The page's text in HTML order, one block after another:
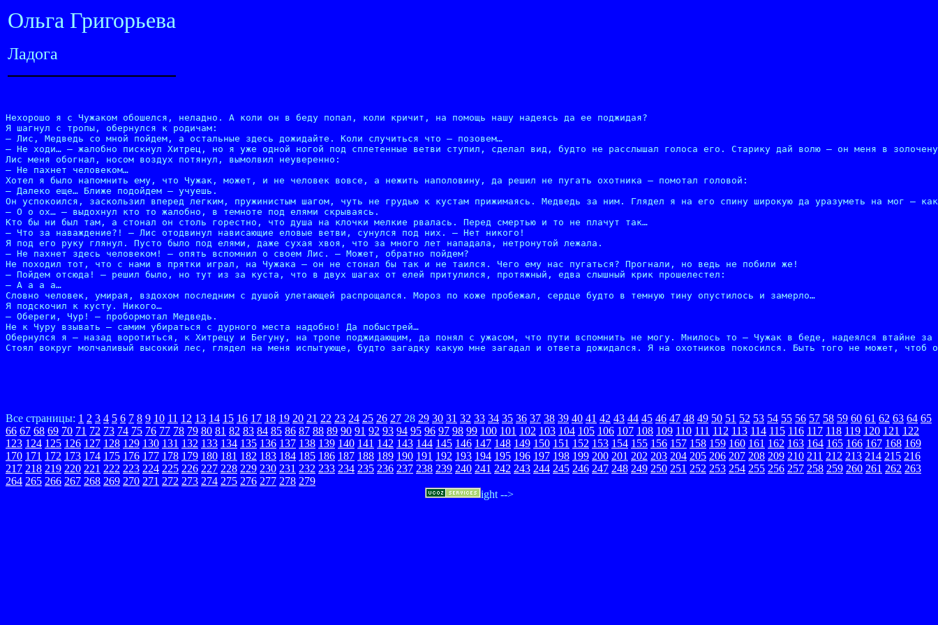
Ольга Григорьева
Ладога
Нехорошо я с Чужаком обошелся, неладно. А коли он в беду попал, коли кричит, на помощь нашу надеясь да ее поджидая?
Я шагнул с тропы, обернулся к родичам:
– Лис, Медведь со мной пойдем, а остальные здесь дожидайте. Коли случиться что – позовем…
– Не ходи… – жалобно пискнул Хитрец, но я уже одной ногой под сплетенные ветви ступил, сделал вид, будто не расслышал голоса его. Старику дай волю – он меня в
Лис меня обогнал, носом воздух потянул, вымолвил неуверенно:
– Не пахнет человеком…
Хотел я было напомнить ему, что Чужак, может, и не человек вовсе, а нежить наполовину, да решил не пугать охотника – помотал головой:
– Далеко еще… Ближе подойдем – учуешь.
Он успокоился, заскользил вперед легким, пружинистым шагом, чуть не грудью к кустам прижимаясь. Медведь за ним. Глядел я на его спину широкую да уразуметь на мог –
– О о ох… – выдохнул кто то жалобно, в темноте под елями скрываясь.
Кто бы ни был там, а стонал он столь горестно, что душа на клочки мелкие рвалась. Перед смертью и то не плачут так…
– Что за наваждение?! – Лис отодвинул нависающие еловые ветви, сунулся под них. – Нет никого!
Я под его руку глянул. Пусто было под елями, даже сухая хвоя, что за много лет нападала, нетронутой лежала.
– Не пахнет здесь человеком! – опять вспомнил о своем Лис. – Может, обратно пойдем?
Не походил тот, что с нами в прятки играл, на Чужака – он не стонал бы так и не таился. Чего ему нас пугаться? Прогнали, но ведь не побили же!
– Пойдем отсюда! – решил было, но тут из за куста, что в двух шагах от елей притулился, протяжный, едва слышный крик прошелестел:
– А а а а…
Словно человек, умирая, вздохом последним с душой улетающей распрощался. Мороз по коже пробежал, сердце будто в темную тину опустилось и замерло…
Я подскочил к кусту. Никого…
– Обереги, Чур! – пробормотал Медведь.
Не к Чуру взывать – самим убираться с дурного места надобно! Да побыстрей…
Обернулся я – назад воротиться, к Хитрецу и Бегуну, на тропе поджидающим, да понял с ужасом, что пути вспомнить не могу. Мнилось то – Чужак в беде, надеялся втайне
Стоял вокруг молчаливый высокий лес, глядел на меня испытующе, будто загадку какую мне загадал и ответа дожидался. Я на охотников покосился. Быть того не может, чтоб
Все страницы: 1 2 3 4 5 6 7 8 9 10 11 12 13 14 15 16 17 18 19 20 21 22 23 24 25 26 27 28 29 30 31 32 33 34 35 36 37 38 39 40 41 42 43 44 45 46 47 48 49 50 51 52 53 54 55 56 57 58 59 60 61 62 63 64 65
66 67 68 69 70 71 72 73 74 75 76 77 78 79 80 81 82 83 84 85 86 87 88 89 90 91 92 93 94 95 96 97 98 99 100 101 102 103 104 105 106 107 108 109 110 111 112 113 114 115 116 117 118 119 120 121 122
123 124 125 126 127 128 129 130 131 132 133 134 135 136 137 138 139 140 141 142 143 144 145 146 147 148 149 150 151 152 153 154 155 156 157 158 159 160 161 162 163 164 165 166 167 168 169
170 171 172 173 174 175 176 177 178 179 180 181 182 183 184 185 186 187 188 189 190 191 192 193 194 195 196 197 198 199 200 201 202 203 204 205 206 207 208 209 210 211 212 213 214 215 216
217 218 219 220 221 222 223 224 225 226 227 228 229 230 231 232 233 234 235 236 237 238 239 240 241 242 243 244 245 246 247 248 249 250 251 252 253 254 255 256 257 258 259 260 261 262 263
264 265 266 267 268 269 270 271 272 273 274 275 276 277 278 279
ight -->